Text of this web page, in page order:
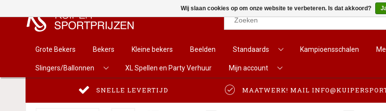
BEKIJK ALLE RESULTATEN
Grote Bekers Bekers Kleine bekers Beelden Standaards Kampioensschalen
Slingers/Ballonnen XL Spellen en Party Verhuur Mijn account
SNELLE LEVERTIJD MAATWERK! MAIL
Wij slaan cookies op om onze website te verbeteren. Is dat akkoord?